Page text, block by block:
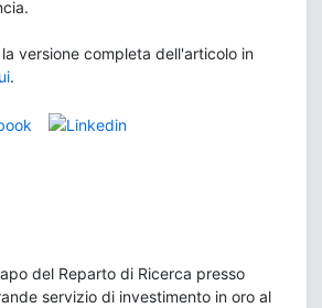
versione completa dell'articolo in
.
del Reparto di Ricerca presso
servizio di investimento in oro al